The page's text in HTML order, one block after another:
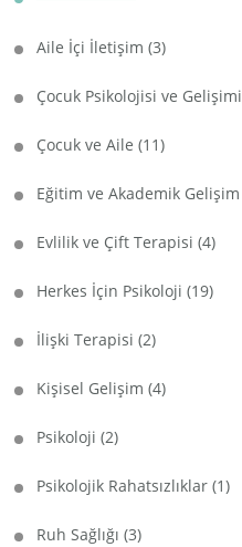
Aile İçi İletişim (3)
Çocuk Psikolojisi ve Gelişimi
Çocuk ve Aile (11)
Eğitim ve Akademik Gelişim
Evlilik ve Çift Terapisi (4)
Herkes İçin Psikoloji (19)
İlişki Terapisi (2)
Kişisel Gelişim (4)
Psikoloji (2)
Psikolojik Rahatsızlıklar (1)
Ruh Sağlığı (3)